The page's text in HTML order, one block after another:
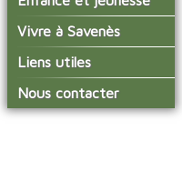
Actualités de Savenès
sur ladepeche.fr
conseil municipal
Les commissions
Les diverses
délégations/syndicats
L'urbanisme
Le service technique
Les services de l'école
Les installations
municipales
La collecte des ordures
L'école primaire
La garderie et la cantine
Le temps périscolaire
La petite enfance
Vivre à Savenès
Agenda Salle des Fetes
Liens utiles
Communauté de
Communes Grand Sud
Tarn et Garonne
Nous contacter